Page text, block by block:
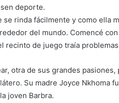
deporte.
se rinda fácilmente y como ella
del mundo. Comencé
recinto de juego traía problemas
otra de sus grandes
Su madre Joyce Nkhoma
joven Barbra.